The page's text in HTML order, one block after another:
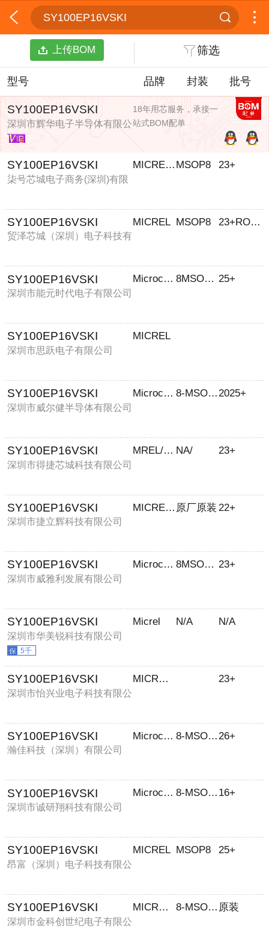
SY100EP16VSKI
上传BOM 筛选
型号 品牌 封装 批号
SY100EP16VSKI
深圳市辉华电子半导体有限公
司
18年用芯服务，承接一
站式BOM配单
SY100EP16VSKI
柒号芯城电子商务(深圳)有限
MICREL/麦瑞 MSOP8 23+
SY100EP16VSKI
贸泽芯城（深圳）电子科技有
MICREL MSOP8 23+ROHS
SY100EP16VSKI
深圳市能元时代电子有限公司
Microchip 8MSOPEP 25+
SY100EP16VSKI
深圳市思跃电子有限公司
MICREL
SY100EP16VSKI
深圳市威尔健半导体有限公司
Microchip 8-MSOP-EP2025+
SY100EP16VSKI
深圳市得捷芯城科技有限公司
MREL/麦瑞 NA/ 23+
SY100EP16VSKI
深圳市捷立辉科技有限公司
MICREL/麦瑞 原厂原装 22+
SY100EP16VSKI
深圳市威雅利发展有限公司
Microchip 8MSOPEP 23+
SY100EP16VSKI
深圳市华美锐科技有限公司
5千
Micrel N/A N/A
SY100EP16VSKI
深圳市怡兴业电子科技有限公
MICROCHIP 23+
SY100EP16VSKI
瀚佳科技（深圳）有限公司
Microchip Technology 8-MSOP-EP 26+
SY100EP16VSKI
深圳市诚研翔科技有限公司
Microchip Technology 8-MSOP-EP 16+
SY100EP16VSKI
昂富（深圳）电子科技有限公
MICREL MSOP8 25+
SY100EP16VSKI
深圳市金科创世纪电子有限公
MICROCHIP/微芯 8-MSOP-EP 原装